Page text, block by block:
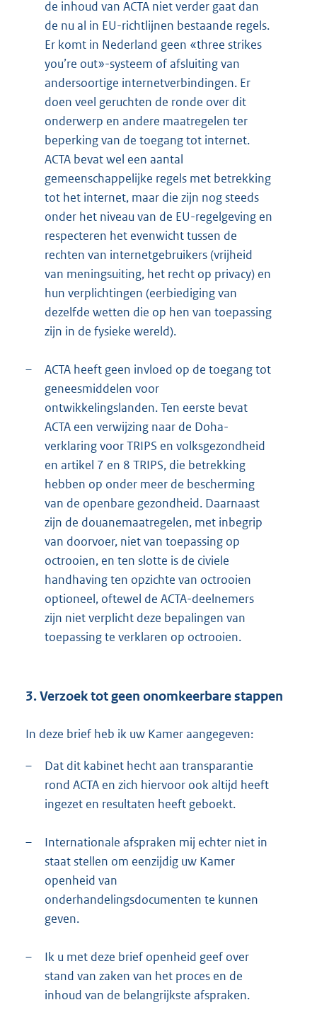
de inhoud van ACTA niet verder gaat dan
de nu al in EU-richtlijnen bestaande regels.
Er komt in Nederland geen «three strikes
you’re out»-systeem of afsluiting van
andersoortige internetverbindingen. Er
doen veel geruchten de ronde over dit
onderwerp en andere maatregelen ter
beperking van de toegang tot internet.
ACTA bevat wel een aantal
gemeenschappelijke regels met betrekking
tot het internet, maar die zijn nog steeds
onder het niveau van de EU-regelgeving en
respecteren het evenwicht tussen de
rechten van internetgebruikers (vrijheid
van meningsuiting, het recht op privacy) en
hun verplichtingen (eerbiediging van
dezelfde wetten die op hen van toepassing
zijn in de fysieke wereld).
–
ACTA heeft geen invloed op de toegang tot
geneesmiddelen voor
ontwikkelingslanden. Ten eerste bevat
ACTA een verwijzing naar de Doha-
verklaring voor TRIPS en volksgezondheid
en artikel 7 en 8 TRIPS, die betrekking
hebben op onder meer de bescherming
van de openbare gezondheid. Daarnaast
zijn de douanemaatregelen, met inbegrip
van doorvoer, niet van toepassing op
octrooien, en ten slotte is de civiele
handhaving ten opzichte van octrooien
optioneel, oftewel de ACTA-deelnemers
zijn niet verplicht deze bepalingen van
toepassing te verklaren op octrooien.
3. Verzoek tot geen onomkeerbare stappen
In deze brief heb ik uw Kamer aangegeven:
–
Dat dit kabinet hecht aan transparantie
rond ACTA en zich hiervoor ook altijd heeft
ingezet en resultaten heeft geboekt.
–
Internationale afspraken mij echter niet in
staat stellen om eenzijdig uw Kamer
openheid van
onderhandelingsdocumenten te kunnen
geven.
–
Ik u met deze brief openheid geef over
stand van zaken van het proces en de
inhoud van de belangrijkste afspraken.